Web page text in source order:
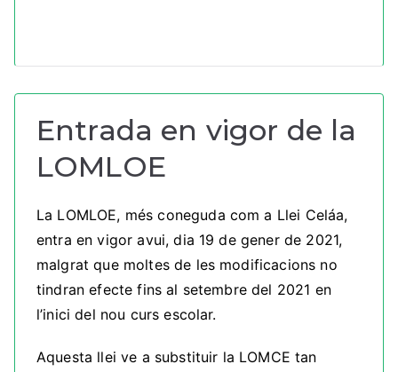
Entrada en vigor de la
LOMLOE
La LOMLOE, més coneguda com a Llei Celáa,
entra en vigor avui, dia 19 de gener de 2021,
malgrat que moltes de les modificacions no
tindran efecte fins al setembre del 2021 en
l’inici del nou curs escolar.
Aquesta llei ve a substituir la LOMCE tan